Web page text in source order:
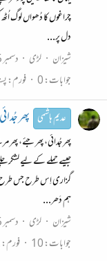
چراغوں کا دُھواں لوگ
دل پر...
شیزان
لڑی دسمبر 25، 2012
جوابات: 0 فورم:
عدیم ہاشمی پھر
پھر جُدائی، پھر جئے،
جیسے حملے کے لیے لشکر
گزاری اِس طرح جس طرح
ہم دَھر...
شیزان
لڑی دسمبر 25، 2012
جوابات: 10 فورم: